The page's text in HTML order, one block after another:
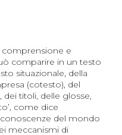
comprensione e
comparire in un testo
situazionale, della
(cotesto), del
titoli, delle glosse,
come dice
del mondo
meccanismi di